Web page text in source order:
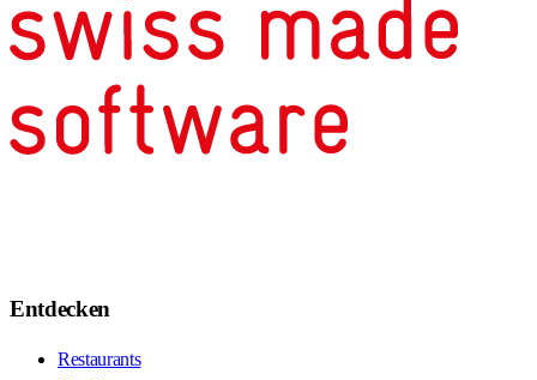
Entdecken
Restaurants